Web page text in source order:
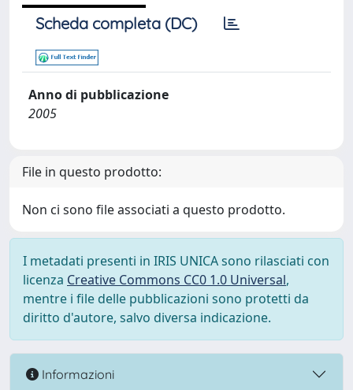
Scheda completa (DC)
Anno di pubblicazione
2005
File in questo prodotto:
Non ci sono file associati a questo prodotto.
I metadati presenti in IRIS UNICA sono rilasciati con
licenza Creative Commons CC0 1.0 Universal,
mentre i file delle pubblicazioni sono protetti da
diritto d'autore, salvo diversa indicazione.
Informazioni